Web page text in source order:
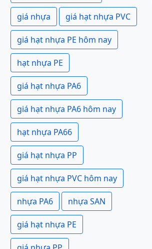
giá nhựa giá hạt nhựa PVC
giá hạt nhựa PE hôm nay
hạt nhựa PE
giá hạt nhựa PA6
giá hạt nhựa PA6 hôm nay
hạt nhựa PA66
giá hạt nhựa PP
giá hạt nhựa PVC hôm nay
nhựa PA6 nhựa SAN
giá hạt nhựa PE